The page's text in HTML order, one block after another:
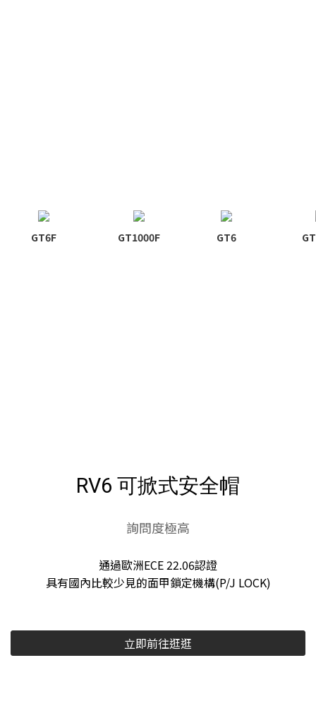
GT6F GT1000F GT6
RV6 可掀式安全帽
詢問度極高
通過歐洲ECE 22.06認證
具有國內比較少見的面甲鎖定機構(P/J LOCK)
立即前往逛逛